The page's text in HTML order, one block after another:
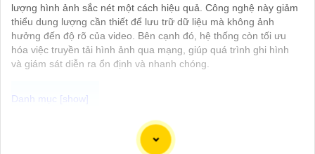
lượng hình ảnh sắc nét một cách hiệu quả. Công nghệ này giảm
thiểu dung lượng cần thiết để lưu trữ dữ liệu mà không ảnh
hưởng đến độ rõ của video. Bên cạnh đó, hệ thống còn tối ưu
hóa việc truyền tải hình ảnh qua mạng, giúp quá trình ghi hình
và giám sát diễn ra ổn định và nhanh chóng.
Dĩ nhiên, dưới đây là một mẫu văn bản giới thiệu dành cho dự
án lắp đặt camera Hikvision giá rẻ và chuyên nghiệp: